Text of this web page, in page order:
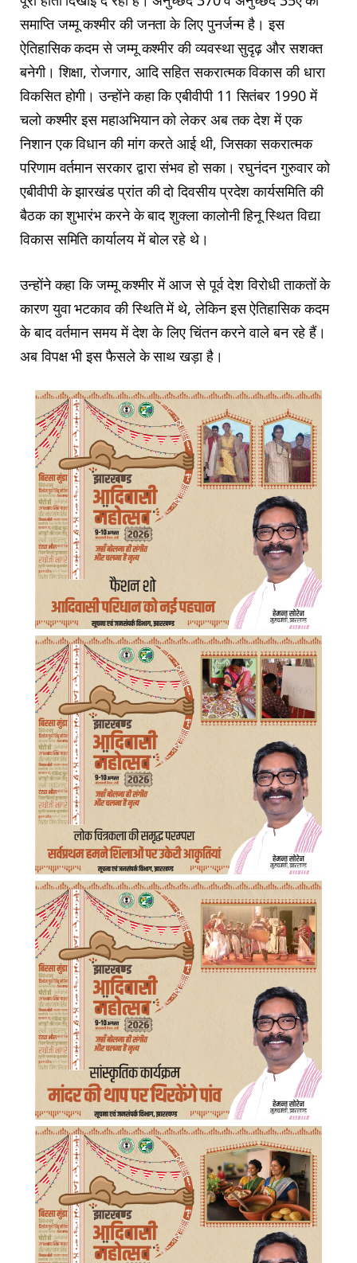
समाप्ति जम्मू कश्मीर की जनता के लिए पुनर्जन्म है। इस
ऐतिहासिक कदम से जम्मू कश्मीर की व्यवस्था सुदृढ़ और सशक्त
बनेगी। शिक्षा, रोजगार, आदि सहित सकरात्मक विकास की धारा
विकसित होगी। उन्होंने कहा कि एबीवीपी 11 सितंबर 1990 में
चलो कश्मीर इस महाअभियान को लेकर अब तक देश में एक
निशान एक विधान की मांग करते आई थी, जिसका सकरात्मक
परिणाम वर्तमान सरकार द्वारा संभव हो सका। रघुनंदन गुरुवार को
एबीवीपी के झारखंड प्रांत की दो दिवसीय प्रदेश कार्यसमिति की
बैठक का शुभारंभ करने के बाद शुक्ला कालोनी हिनू स्थित विद्या
विकास समिति कार्यालय में बोल रहे थे।
उन्होंने कहा कि जम्मू कश्मीर में आज से पूर्व देश विरोधी ताकतों के
कारण युवा भटकाव की स्थिति में थे, लेकिन इस ऐतिहासिक कदम
के बाद वर्तमान समय में देश के लिए चिंतन करने वाले बन रहे हैं।
अब विपक्ष भी इस फैसले के साथ खड़ा है।